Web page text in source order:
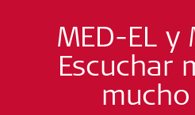
MED-EL y
Escuchar